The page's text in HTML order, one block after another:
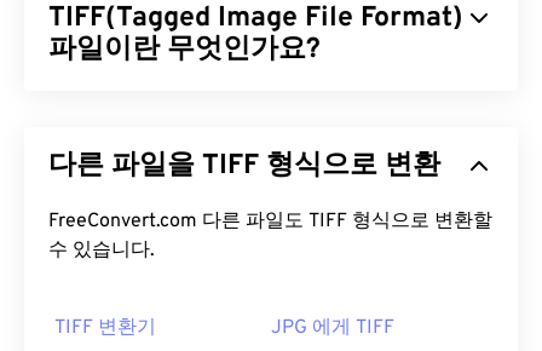
Roshal Archive Compressed(RAR) 파일이지만, 만
화책을 담고 있는 파일이라는 점을 강조하기 위해
CBR을 여는 기본 프로그램은
SumatraPDF
CDisplay Comic Reader가
TIFF(Tagged Image File Format)
파일이란 무엇인가요?
파일은 디지털 광고와 데스크톱 퍼블리싱(DTP) 분야
구조를 가지고 있어 JPEG, 무손실 압축 이미지 파일,
레이어가 있는 이미지 또는 페이지 이미지의
TIFF 파일을 어떻게 여나요?
다른 파일을 TIFF 형식으로 변환
FreeConvert.com 다른 파일도 TIFF 형식으로 변환할
수 있습니다.
TIFF 변환기 JPG 에게 TIFF